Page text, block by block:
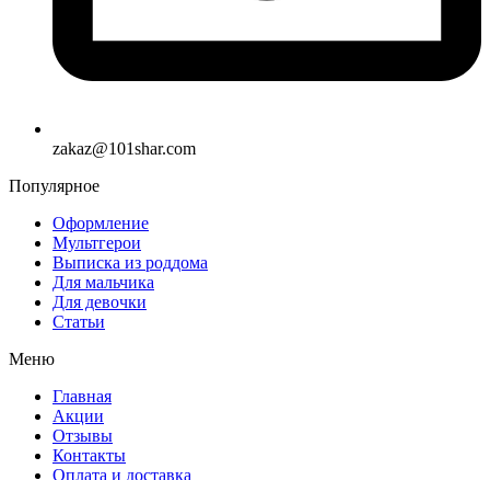
zakaz@101shar.com
Популярное
Оформление
Мультгерои
Выписка из роддома
Для мальчика
Для девочки
Статьи
Меню
Главная
Акции
Отзывы
Контакты
Оплата и доставка